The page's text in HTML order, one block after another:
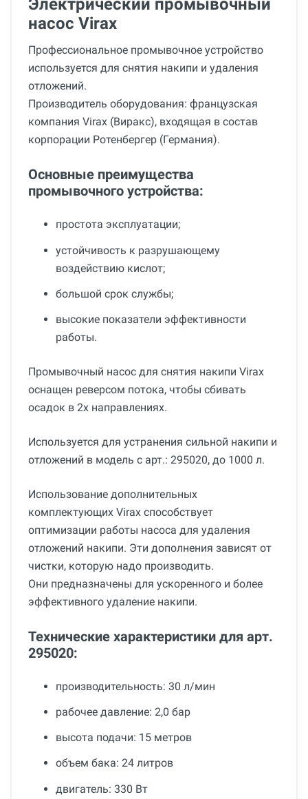
Электрический промывочный
насос Virax
Профессиональное промывочное устройство
используется для снятия накипи и удаления
отложений.
Производитель оборудования: французская
компания Virax (Виракс), входящая в состав
корпорации Ротенбергер (Германия).
Основные преимущества
промывочного устройства:
простота эксплуатации;
устойчивость к разрушающему
воздействию кислот;
большой срок службы;
высокие показатели эффективности
работы.
Промывочный насос для снятия накипи Virax
оснащен реверсом потока, чтобы сбивать
осадок в 2х направлениях.
Используется для устранения сильной накипи и
отложений в модель с арт.: 295020, до 1000 л.
Использование дополнительных
комплектующих Virax способствует
оптимизации работы насоса для удаления
отложений накипи. Эти дополнения зависят от
чистки, которую надо производить.
Они предназначены для ускоренного и более
эффективного удаление накипи.
Технические характеристики для арт.
295020:
производительность: 30 л/мин
рабочее давление: 2,0 бар
высота подачи: 15 метров
объем бака: 24 литров
двигатель: 330 Вт